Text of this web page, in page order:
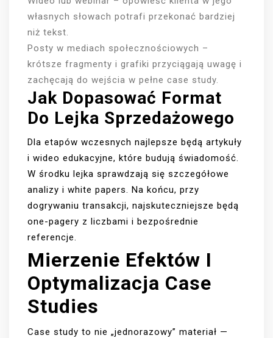
własnych słowach potrafi przekonać bardziej
niż tekst.
Posty w mediach społecznościowych –
krótsze fragmenty i grafiki przyciągają uwagę i
zachęcają do wejścia w pełne case study.
Jak Dopasować Format
Do Lejka Sprzedażowego
Dla etapów wczesnych najlepsze będą artykuły
i wideo edukacyjne, które budują świadomość.
W środku lejka sprawdzają się szczegółowe
analizy i white papers. Na końcu, przy
dogrywaniu transakcji, najskuteczniejsze będą
one-pagery z liczbami i bezpośrednie
referencje.
Mierzenie Efektów I
Optymalizacja Case
Studies
Case study to nie „jednorazowy” materiał —